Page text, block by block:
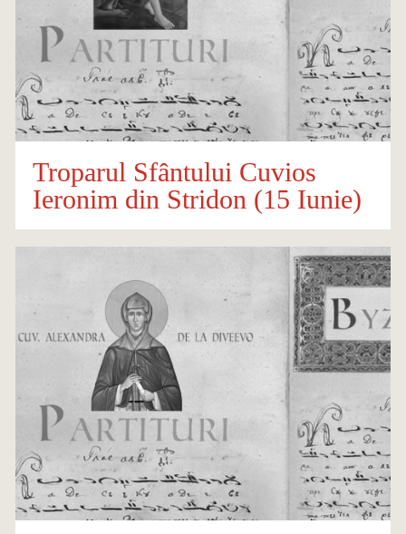
Troparul Sfântului Cuvios
Ieronim din Stridon (15 Iunie)